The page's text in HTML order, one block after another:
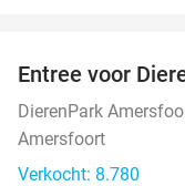
Entree voor
DierenPark
Amersfoort
Verkocht: 8.780